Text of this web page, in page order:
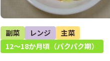
副菜 レンジ
主菜
12～18か月頃（パクパク期）